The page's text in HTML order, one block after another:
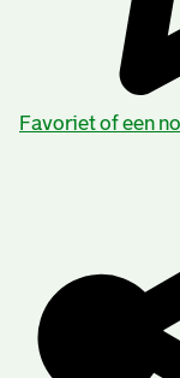
Favoriet of een